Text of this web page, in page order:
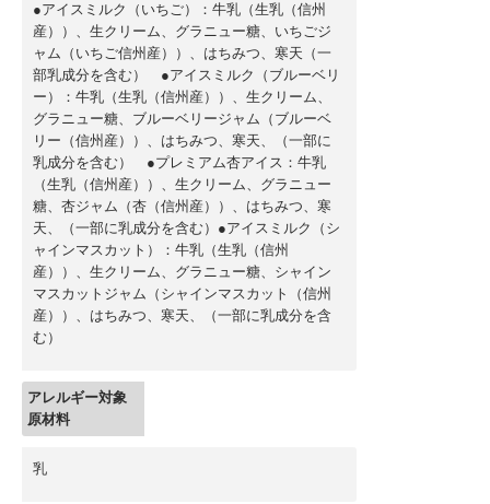
●アイスミルク（いちご）：牛乳（生乳（信州
産））、生クリーム、グラニュー糖、いちごジ
ャム（いちご信州産））、はちみつ、寒天（一
部乳成分を含む） ●アイスミルク（ブルーベリ
ー）：牛乳（生乳（信州産））、生クリーム、
グラニュー糖、ブルーベリージャム（ブルーベ
リー（信州産））、はちみつ、寒天、（一部に
乳成分を含む） ●プレミアム杏アイス：牛乳
（生乳（信州産））、生クリーム、グラニュー
糖、杏ジャム（杏（信州産））、はちみつ、寒
天、（一部に乳成分を含む）●アイスミルク（シ
ャインマスカット）：牛乳（生乳（信州
産））、生クリーム、グラニュー糖、シャイン
マスカットジャム（シャインマスカット（信州
産））、はちみつ、寒天、（一部に乳成分を含
む）
アレルギー対象
原材料
乳